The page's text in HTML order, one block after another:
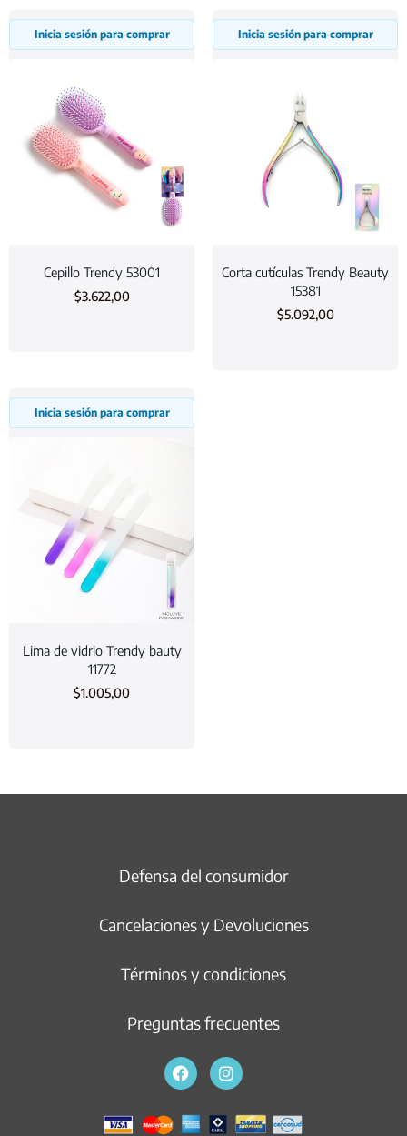
Inicia sesión para comprar
Cepillo Trendy 53001
$3.622,00
Inicia sesión para comprar
Corta cutículas Trendy Beauty
15381
$5.092,00
Inicia sesión para comprar
Lima de vidrio Trendy bauty
11772
$1.005,00
Defensa del consumidor
Cancelaciones y Devoluciones
Términos y condiciones
Preguntas frecuentes